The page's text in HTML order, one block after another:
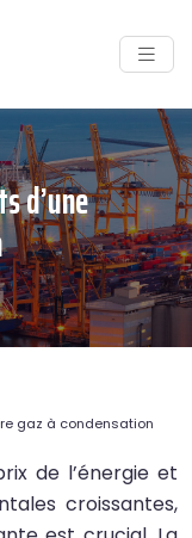
d’une
gaz à condensation
de l’énergie et
croissantes,